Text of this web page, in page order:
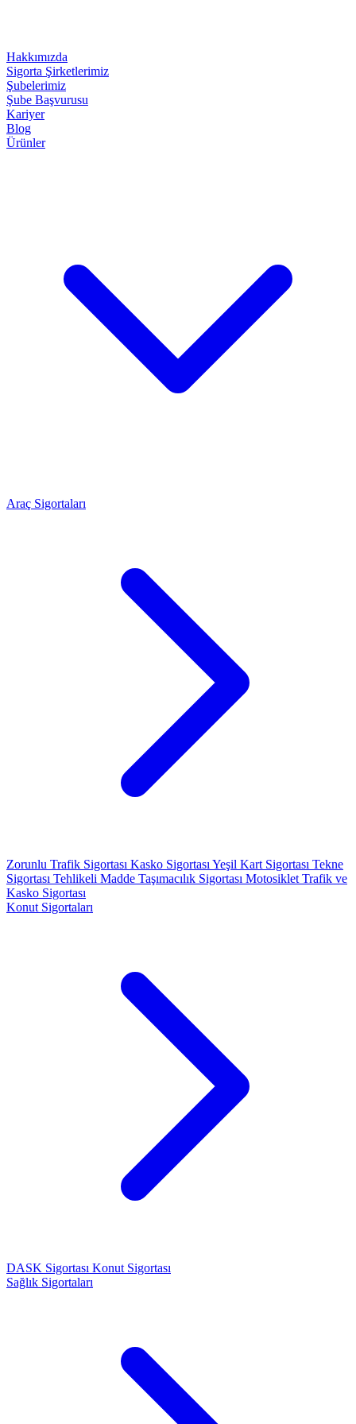
Hakkımızda
Sigorta Şirketlerimiz
Şubelerimiz
Şube Başvurusu
Kariyer
Blog
Ürünler
Araç Sigortaları
Zorunlu Trafik Sigortası Kasko Sigortası Yeşil Kart Sigortası Tekne
Sigortası Tehlikeli Madde Taşımacılık Sigortası Motosiklet Trafik ve
Kasko Sigortası
Konut Sigortaları
DASK Sigortası Konut Sigortası
Sağlık Sigortaları